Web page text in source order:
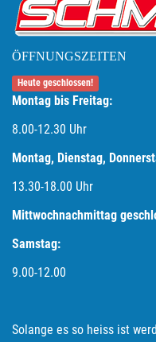
ÖFFNUNGSZEITEN
Heute geschlossen!
Montag bis Freitag:
8.00-12.30 Uhr
Montag, Dienstag,
13.30-18.00 Uhr
Mittwochnachmittag
Samstag:
9.00-12.00
Solange es so heiss ist